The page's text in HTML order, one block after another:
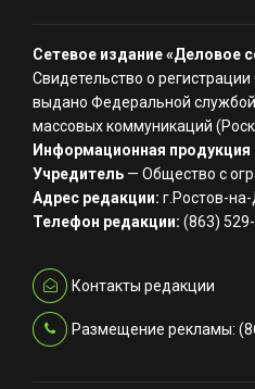
Сетевое издание «Деловое
Свидетельство о
выдано Федеральной
массовых коммуникаций
Информационная продукция
Учредитель — Общество с
Адрес редакции: г.Ростов-на-
Телефон редакции: (863)
Контакты редакции
Размещение рекламы: